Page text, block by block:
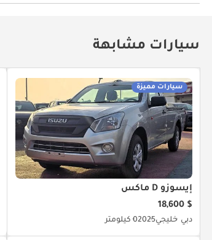
سيارات مشابهة
سيارات مميزة
إيسوزو D ماكس
$ 18,600
دبي خليجي20250 كيلومتر